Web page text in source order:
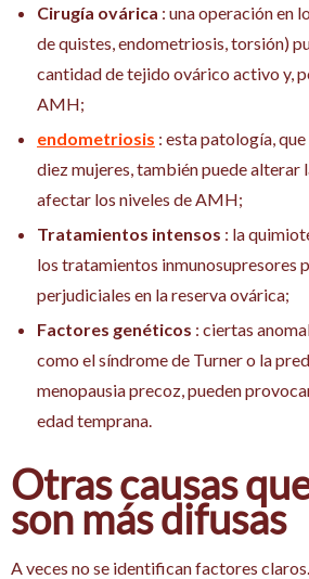
Cirugía ovárica : una operación en
de quistes, endometriosis, torsión)
cantidad de tejido ovárico activo y,
AMH;
endometriosis : esta patología,
diez mujeres, también puede alterar
afectar los niveles de AMH;
Tratamientos intensos : la
los tratamientos inmunosupresores
perjudiciales en la reserva ovárica;
Factores genéticos : ciertas
como el síndrome de Turner o la
menopausia precoz, pueden
edad temprana.
Otras causas
son más difusas
A veces no se identifican factores